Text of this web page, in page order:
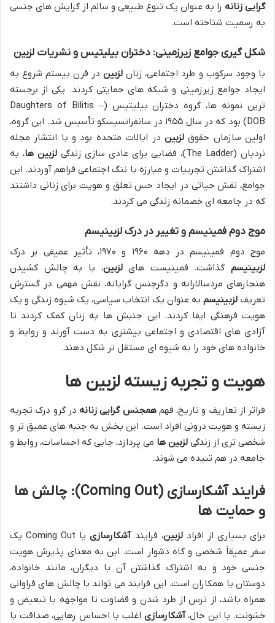
گرایی زنانه را به عنوان یک تنوع طبیعی و سالم از گرایش های جنسی
به رسمیت شناخته است.
شکل گیری جوامع زیرزمینی: دختران بیلیتیس و نشریات لزبین
با وجود سرکوب و طرد اجتماعی، زنانلزبین در قرن بیستم شروع به
ایجاد جوامع زیرزمینی و شبکه های حمایتی کردند. یکی از برجسته
ترین نمونه ها، گروه دختران بیلیتیس (Daughters of Bilitis –
DOB) بود که در سال ۱۹۵۵ در سانفرانسیسکو تأسیس شد. این گروه،
اولین سازمان حقوقلزبین در ایالات متحده بود و با انتشار مجله
نردبان (The Ladder)، فضایی برای عادی سازی زندگی
لزبین ها، به
اشتراک گذاشتن تجربیات و مبارزه با ننگ اجتماعی فراهم آوردند. این
جوامع، نقش حیاتی در ایجاد حس تعلق و هویت برای زنانی داشتند
که در جامعه ای خصمانه زندگی می کردند.
موج دوم فمینیسم و تغییر در درک لزبینیسم
موج دوم فمینیسم در دهه ۱۹۶۰ و ۱۹۷۰، تأثیر عمیقی بر درک
لزبینیسم گذاشت. فمینیست هایلزبین، با به چالش کشیدن
هنجارهای مردسالارانه و دگرجنس گرایانه، نقش مهمی در گسترش
تعریف لزبینیسم به عنوان یک انتخاب سیاسی، یک شیوه زندگی و یک
هویت فرهنگی ایفا کردند. این جنبش ها به زنان کمک کردند تا
آزادی های اقتصادی و اجتماعی بیشتری به دست آورند و روابط و
خانواده های خود را به شیوه ای مستقل تر شکل دهند.
هویت و تجربه زیسته لزبین ها
فراتر از تعاریف و تاریخ، فهمهمجنس گرایی زنانه در گرو درک تجربه
زیسته و هویت درونی افراد است. این بخش به جنبه های عمیق تر و
شخصی تری از زندگی لزبین ها می پردازد، جایی که احساسات، روابط و
جامعه در هم تنیده می شوند.
فرایند آشکارسازی (Coming Out): چالش ها
و حمایت ها
برای بسیاری از افرادلزبین، فرایندآشکارسازی
یا Coming Out یک
سفر عمیقاً شخصی و گاه دشوار است. این به معنای پذیرش هویت
جنسی خود و به اشتراک گذاشتن آن با دیگران، مانند خانواده،
دوستان یا همکاران است. این فرایند می تواند با چالش های فراوانی
همراه باشد، از ترس از طرد شدن و قضاوت تا مواجهه با تبعیض و
خشونت. با این حال،آشکارسازی اغلب با احساس رهایی، صداقت با